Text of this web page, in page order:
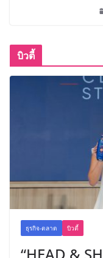
บิวตี้
ธุรกิจ-ตลาด บิวตี้